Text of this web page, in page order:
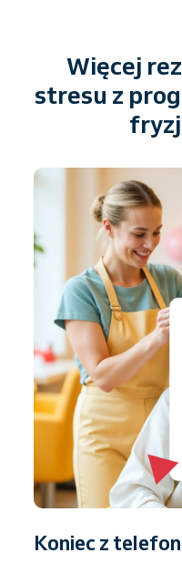
Więcej
stresu z
Koniec z